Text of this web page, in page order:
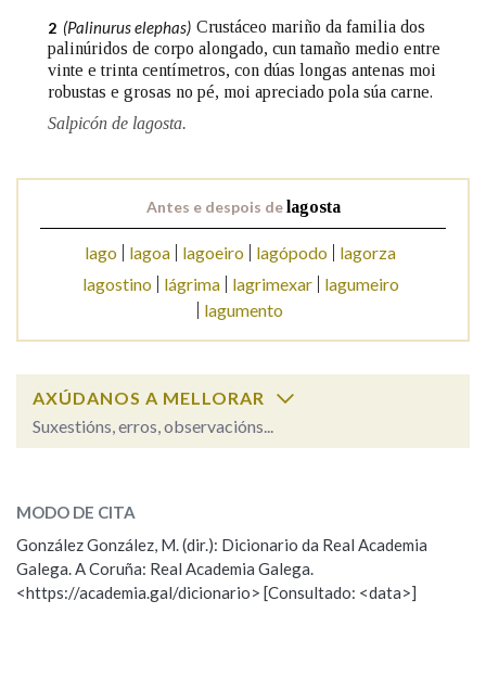
Nas definicións
Na fraseoloxía
OUTRAS OPCIÓNS DE BUSCA
Pertence a
LIMPAR BUSCA
2 (Palinurus elephas) Crustáceo mariño da familia dos
palinúridos de corpo alongado, cun tamaño medio entre
vinte e trinta centímetros, con dúas longas antenas moi
robustas e grosas no pé, moi apreciado pola súa carne.
Salpicón de lagosta.
Antes e despois delagosta
lago lagoa lagoeiro lagópodo
lagorza
lagostino
lágrima lagrimexar
lagumeiro
lagumento
AXÚDANOS A MELLORAR
Suxestións, erros, observacións...
ESCOLLE UNHA OPCIÓN:
Observación Hai un erro na palabra
Propoño mellorar a definición
MODO DE CITA
González González, M. (dir.): Dicionario da Real Academia
Galega. A Coruña: Real Academia Galega.
<https://academia.gal/dicionario> [Consultado: <data>]